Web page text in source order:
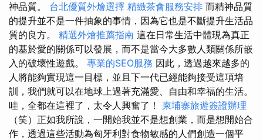
神品質。 台北優質外燴選擇 精緻茶會服務安排 而精神品質
的提升並不是一件抽象的事情，因為它也是不斷提升生活品
質的良方。 精選外燴推薦指南 這在日常生活中體現為真正
的基於愛的關係可以發展，而不是當今大多數人類關係所嵌
入的破壞性遊戲。 專業的SEO服務 因此，透過越來越多的
人將能夠實現這一目標，並且下一代已經能夠接受這項培
訓，我們就可以在地球上過著充滿愛、自由和幸福的生活。
哇，全都在這裡了，太令人興奮了！ 柬埔寨旅遊簽證辦理
（笑）正如我所說，一開始我並不是想創業，而是想開始合
作，透過這些活動為匈牙利對食物敏感的人們創造一個平